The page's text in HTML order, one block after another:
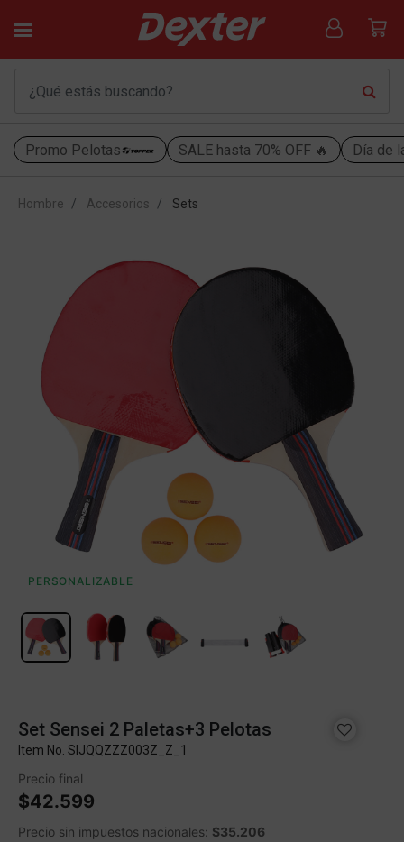
Promo Pelotas SALE hasta 70% OFF 🔥 Día de
Hombre Accesorios Sets
PERSONALIZABLE
Set Sensei 2 Paletas+3 Pelotas
Item No. SIJQQZZZ003Z_Z_1
Precio final
$42.599
Precio sin impuestos nacionales: $35.206